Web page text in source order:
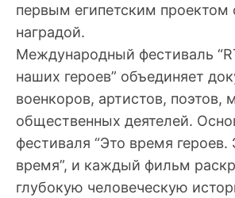
первым египетским проектом
наградой.
Международный фестиваль
наших героев” объединяет
военкоров, артистов, поэтов,
общественных деятелей.
фестиваля “Это время
время”, и каждый фильм
глубокую человеческую